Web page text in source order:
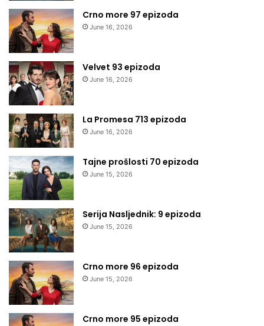
Crno more 97 epizoda
June 16, 2026
Velvet 93 epizoda
June 16, 2026
La Promesa 713 epizoda
June 16, 2026
Tajne prošlosti 70 epizoda
June 15, 2026
Serija Nasljednik: 9 epizoda
June 15, 2026
Crno more 96 epizoda
June 15, 2026
Crno more 95 epizoda